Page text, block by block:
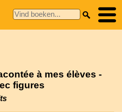
à mes élèves -
figures